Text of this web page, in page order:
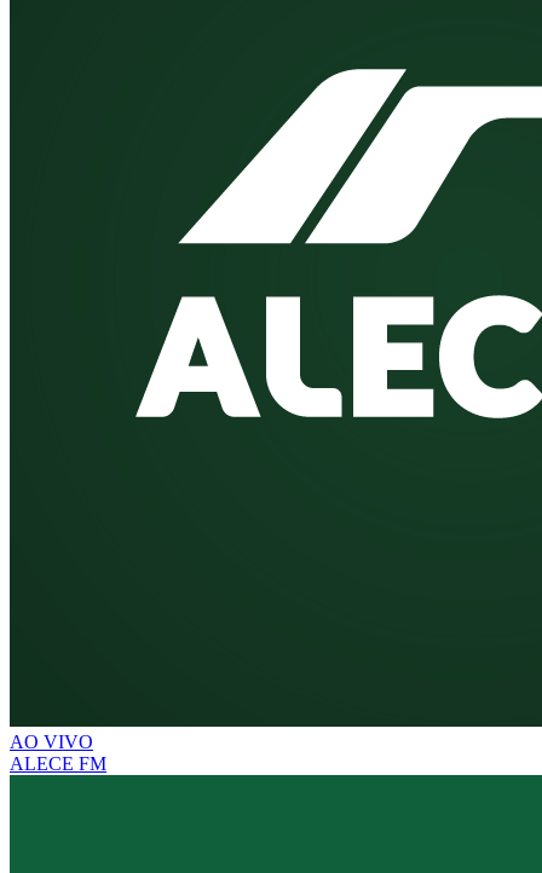
AO VIVO
ALECE FM